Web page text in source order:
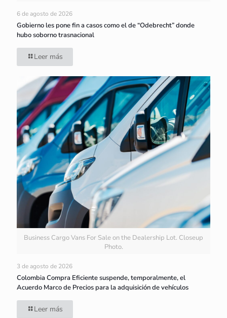
6 de agosto de 2026
Gobierno les pone fin a casos como el de “Odebrecht” donde
hubo soborno trasnacional
Leer más
Business Cargo Vans For Sale on the Dealership Lot. Closeup
Photo.
3 de agosto de 2026
Colombia Compra Eficiente suspende, temporalmente, el
Acuerdo Marco de Precios para la adquisición de vehículos
Leer más